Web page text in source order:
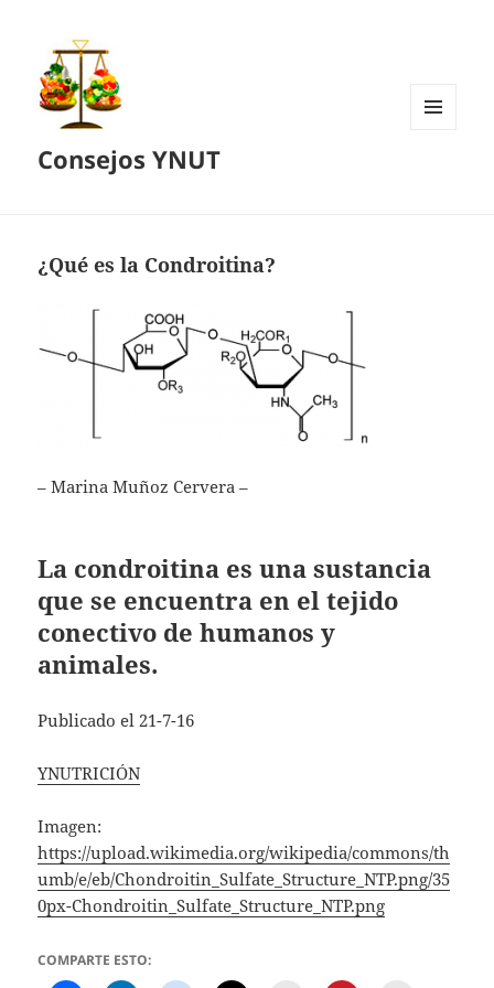
Consejos YNUT
¿Qué es la Condroitina?
– Marina Muñoz Cervera –
La condroitina es una sustancia
que se encuentra en el tejido
conectivo de humanos y
animales.
Publicado el 21-7-16
YNUTRICIÓN
Imagen:
https://upload.wikimedia.org/wikipedia/commons/th
umb/e/eb/Chondroitin_Sulfate_Structure_NTP.png/35
0px-Chondroitin_Sulfate_Structure_NTP.png
COMPARTE ESTO: